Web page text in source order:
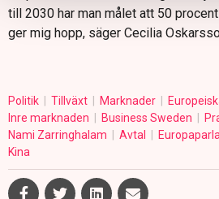
till 2030 har man målet att 50
ger mig hopp, säger Cecilia
Politik Tillväxt Marknader
Inre marknaden
Business Sweden
Nami Zarringhalam
Avtal
Kina